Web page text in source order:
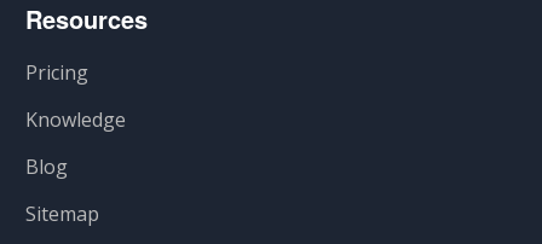
Resources
Pricing
Knowledge
Blog
Sitemap